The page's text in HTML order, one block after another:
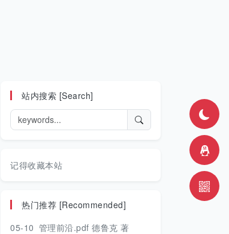
站内搜索 [Search]
记得收藏本站
热门推荐 [Recommended]
05-10 管理前沿.pdf 德鲁克 著